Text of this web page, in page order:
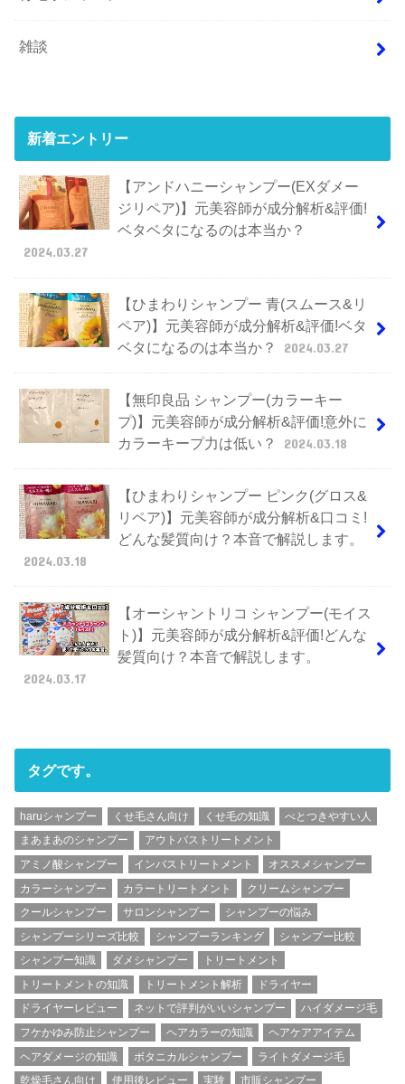
雑談
新着エントリー
【アンドハニーシャンプー(EXダメー
ジリペア)】元美容師が成分解析&評価!
ベタベタになるのは本当か？
2024.03.27
【ひまわりシャンプー 青(スムース&リ
ペア)】元美容師が成分解析&評価!ベタ
ベタになるのは本当か？
2024.03.27
【無印良品 シャンプー(カラーキー
プ)】元美容師が成分解析&評価!意外に
カラーキープ力は低い？
2024.03.18
【ひまわりシャンプー ピンク(グロス&
リペア)】元美容師が成分解析&口コミ!
どんな髪質向け？本音で解説します。
2024.03.18
【オーシャントリコ シャンプー(モイス
ト)】元美容師が成分解析&評価!どんな
髪質向け？本音で解説します。
2024.03.17
タグです。
haruシャンプー くせ毛さん向け くせ毛の知識
べとつきやすい人
まあまあのシャンプー
アウトバストリートメント
アミノ酸シャンプー
インバストリートメント
オススメシャンプー
カラーシャンプー
カラートリートメント
クリームシャンプー
クールシャンプー
サロンシャンプー
シャンプーの悩み
シャンプーシリーズ比較
シャンプーランキング
シャンプー比較
シャンプー知識
ダメシャンプー
トリートメント
トリートメントの知識
トリートメント解析
ドライヤー
ドライヤーレビュー
ネットで評判がいいシャンプー
ハイダメージ毛
フケかゆみ防止シャンプー
ヘアカラーの知識
ヘアケアアイテム
ヘアダメージの知識
ボタニカルシャンプー
ライトダメージ毛
乾燥毛さん向け
使用後レビュー 実験 市販シャンプー